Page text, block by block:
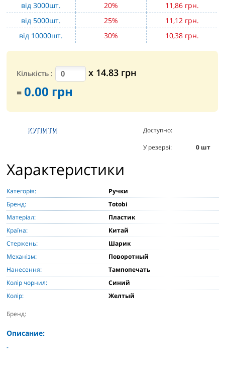
від 3000шт.
20%
11,86 грн.
від 5000шт.
25%
11,12 грн.
від 10000шт.
30% 10,38 грн.
Кількість : х 14.83 грн
=0.00 грн
Доступно:
У резерві:
0шт
Характеристики
Категорія:
Ручки
Бренд:
Totobi
Матеріал:
Пластик
Країна:
Китай
Стержень:
Шарик
Механізм:
Поворотный
Нанесення:
Тампопечать
Колір чорнил:
Синий
Колір:
Желтый
Бренд:
Описание:
-